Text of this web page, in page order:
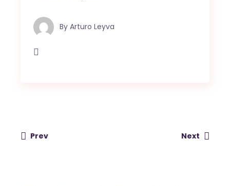
By Arturo Leyva
Prev Next